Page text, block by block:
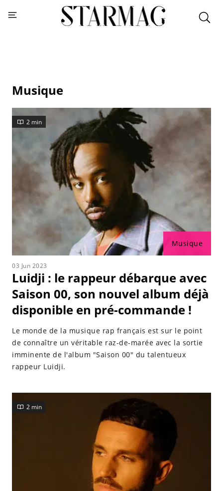
Musique
Musique
2 min
03 Jun 2023
Luidji : le rappeur débarque avec
Saison 00, son nouvel album déjà
disponible en pré-commande !
Le monde de la musique rap français est sur le point
de connaître un véritable raz-de-marée avec la sortie
imminente de l'album "Saison 00" du talentueux
rappeur Luidji.
2 min